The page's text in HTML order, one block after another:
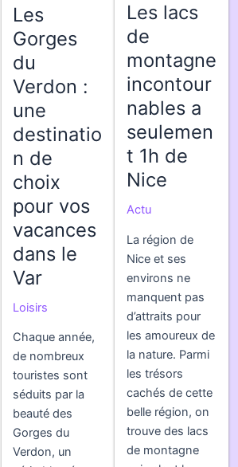
Les
Gorges
du
Verdon :
une
destinatio
n de
choix
pour vos
vacances
dans le
Var
Loisirs
Chaque année,
de nombreux
touristes sont
séduits par la
beauté des
Gorges du
Verdon, un
Les lacs
de
montagne
incontour
nables a
seulemen
t 1h de
Nice
Actu
La région de
Nice et ses
environs ne
manquent pas
d’attraits pour
les amoureux de
la nature. Parmi
les trésors
cachés de cette
belle région, on
trouve des lacs
de montagne